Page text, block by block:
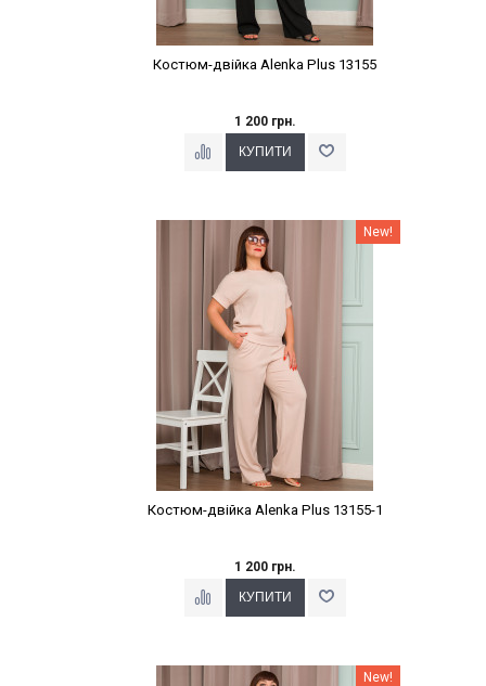
Костюм-двійка Alenka Plus 13155
1 200 грн.
Наклейки Варіант з % New!
Костюм-двійка Alenka Plus 13155-1
1 200 грн.
Наклейки Варіант з % New!